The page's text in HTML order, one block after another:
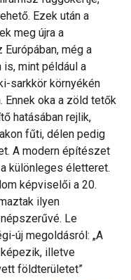
Ezek után a
meg újra a
még a
mint például a
sarkkör környékén
Ennek oka a zöld tetők
hatásában rejlik,
fűti, délen pedig
A modern építészet
különleges életteret.
képviselői a 20.
ilyen
Le
új megoldásról: „A
illetve
földterületet”